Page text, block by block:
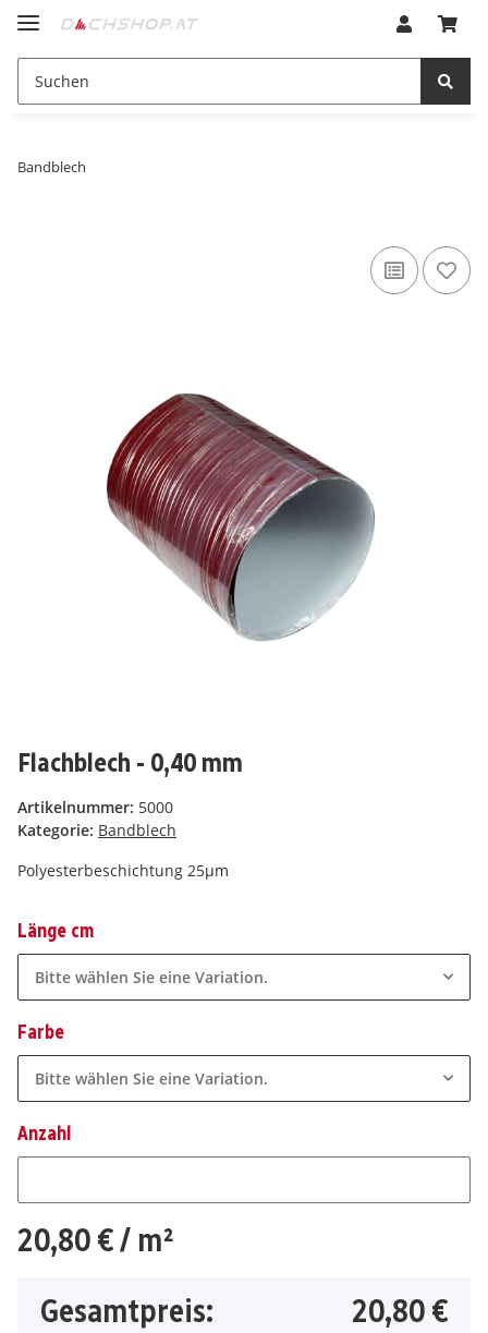
Bandblech
Flachblech - 0,40 mm
Artikelnummer: 5000
Kategorie: Bandblech
Polyesterbeschichtung 25µm
Länge cm
Bitte wählen Sie eine Variation.
Farbe
Bitte wählen Sie eine Variation.
Anzahl
20,80 €/ m²
Gesamtpreis:
20,80 €